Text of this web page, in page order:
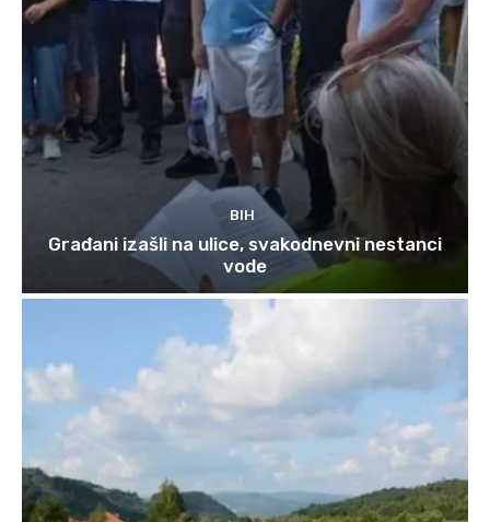
BIH
Građani izašli na ulice, svakodnevni nestanci
vode